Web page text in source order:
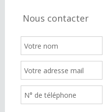
Nous contacter